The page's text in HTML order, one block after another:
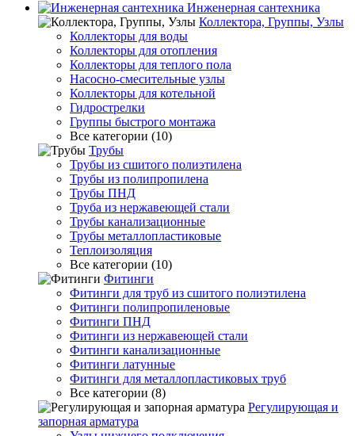
Инженерная сантехника
Коллектора, Группы, Узлы
Коллекторы для воды
Коллекторы для отопления
Коллекторы для теплого пола
Насосно-смесительные узлы
Коллекторы для котельной
Гидрострелки
Группы быстрого монтажа
Все категории (10)
Трубы
Трубы из сшитого полиэтилена
Трубы из полипропилена
Трубы ПНД
Труба из нержавеющей стали
Трубы канализационные
Трубы металлопластиковые
Теплоизоляция
Все категории (10)
Фитинги
Фитинги для труб из сшитого полиэтилена
Фитинги полипропиленовые
Фитинги ПНД
Фитинги из нержавеющей стали
Фитинги канализационные
Фитинги латунные
Фитинги для металлопластиковых труб
Все категории (8)
Регулирующая и
запорная арматура